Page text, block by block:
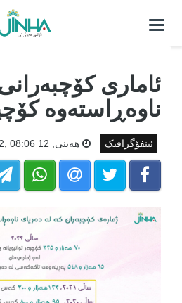
كردنه‌وه‌ی
ئاماری
ناوەڕاستەوە
ئینفۆگرافیک هه‌ینی, 12 Aug 2022, 08:06